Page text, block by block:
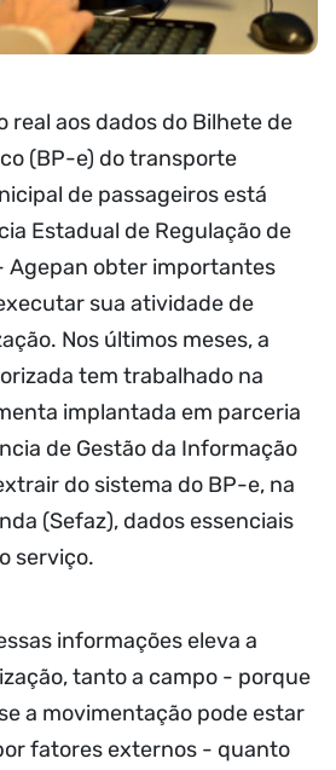
real aos dados do Bilhete de
(BP-e) do transporte
de passageiros está
Estadual de Regulação de
Agepan obter importantes
sua atividade de
Nos últimos meses, a
tem trabalhado na
implantada em parceria
de Gestão da Informação
do sistema do BP-e, na
(Sefaz), dados essenciais
serviço.
informações eleva a
tanto a campo - porque
a movimentação pode estar
fatores externos - quanto